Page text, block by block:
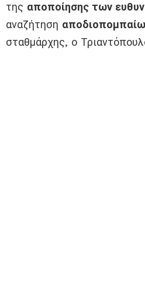
της αποποίησης των
αναζήτηση
σταθμάρχης, ο